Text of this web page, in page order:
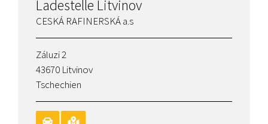
Ladestelle Litvinov
CESKÁ RAFINERSKÁ a.s
Záluzi 2
43670 Litvinov
Tschechien